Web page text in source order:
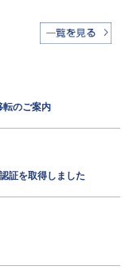
転のご案内
証を取得しました